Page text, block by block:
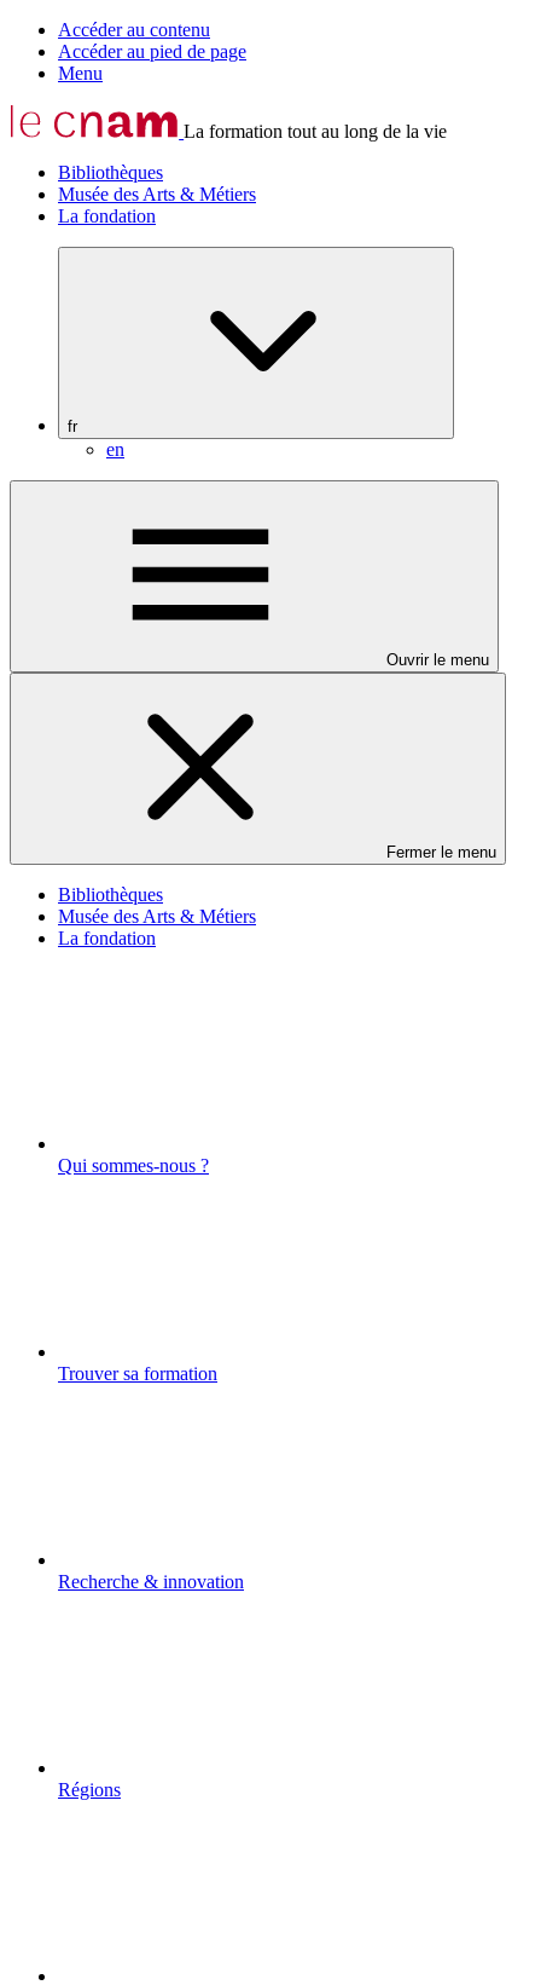
Accéder au contenu
Accéder au pied de page
Menu
La formation tout au long de la vie
Bibliothèques
Musée des Arts & Métiers
La fondation
fr
en
Ouvrir le menu
Fermer le menu
Bibliothèques
Musée des Arts & Métiers
La fondation
Qui sommes-nous ?
Trouver sa formation
Recherche & innovation
Régions